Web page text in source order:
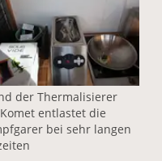
der Thermalisierer
entlastet die
bei sehr langen